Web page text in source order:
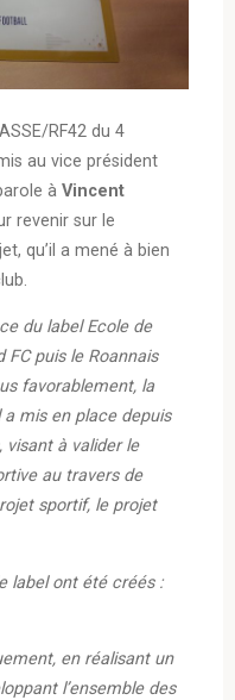
RF42 du 4
au vice président
à Vincent
revenir sur le
qu’il a mené à bien
du label Ecole de
FC puis le Roannais
favorablement, la
mis en place depuis
visant à valider le
au travers de
sportif, le projet
label ont été créés :
en réalisant un
l’ensemble des